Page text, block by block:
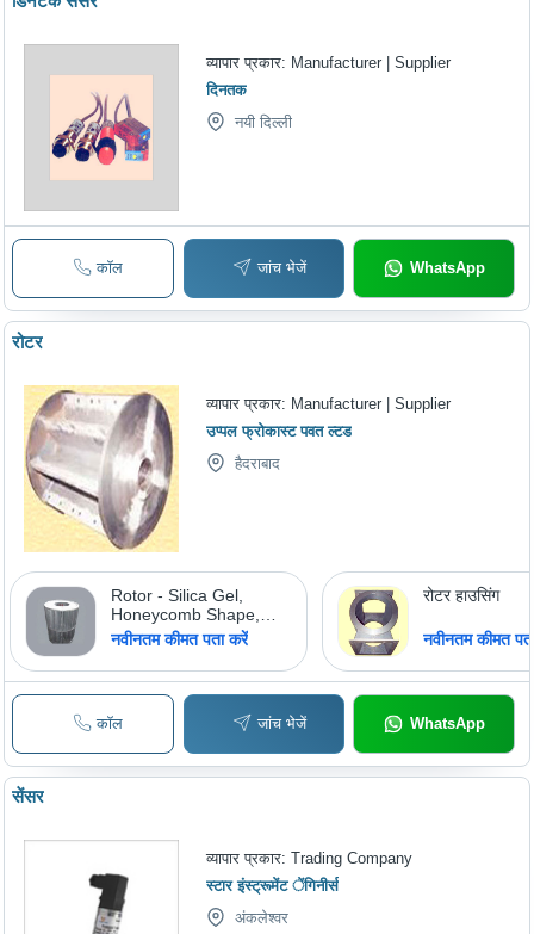
व्यापार प्रकार: Manufacturer | Supplier
दिनतक
नयी दिल्ली
कॉल जांच भेजें WhatsApp
रोटर
व्यापार प्रकार: Manufacturer | Supplier
उप्पल फ्रोकास्ट पवत ल्टड
हैदराबाद
Rotor - Silica Gel,
Honeycomb Shape,
Gray , Abrasion
Resistant, Lightweight
Design, High
Performance, Rugged
Structure, Moisture
Removal
नवीनतम कीमत पता करें
रोटर हाउसिंग
नवीनतम कीमत
कॉल जांच भेजें WhatsApp
सेंसर
व्यापार प्रकार:Trading Company
स्टार इंस्ट्रूमेंट ेंगिनीर्स
अंकलेश्वर